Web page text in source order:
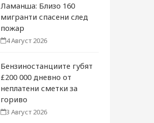
Ламанша: Близо 160
мигранти спасени след
пожар
4 Август 2026
Бензиностанциите губят
£200 000 дневно от
неплатени сметки за
гориво
3 Август 2026